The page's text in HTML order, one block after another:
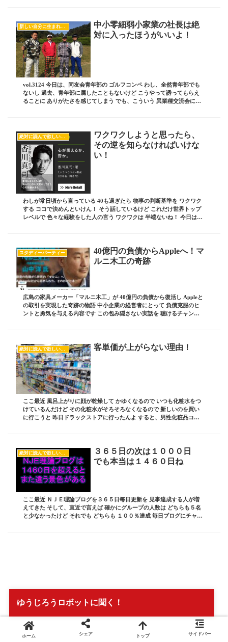
新しい自分に生まれ変わるヒント
中小零細弱小家業の社長は絶
対に入ったほうがいいよ！
vol.3124 今日は、同友会青年部の ゴルフコンペ わし、全然青年部でも
ないし 過去、青年部に属したこともないけど こうやって誘ってもらえ
ることに ありがたさを感じてしまう でも、こういう 異業種交流会には
絶対に読んで欲しいオススメ記事
ワクワクしようと思ったら、
その逆を知らなければいけな
い！
わしが常日頃から言っている 40も過ぎたら 物事の判断基準を ワクワク
する ココで決めんといけん！ そう話しているけど これだけ世界トップ
レベルで 色々な経験をした人の言う ワクワクは 半端ないね！ 今日はそ
スタディーパーティー
40億円の負債からAppleへ！マ
ルニ木工の奇跡
広島の家具メーカー「マルニ木工」が 40億円の負債から復活し Appleと
の取引を実現した奇跡の物語 中小企業の経営者にとって 負債克服のヒ
ントと勇気を与える内容です この包み隠さない実話を 聴けるチャンス
絶対に読んで欲しいオススメ記事 客単価が上がらない理由！
ここ最近 風呂上がりに顔が乾燥して かゆくなるので いつも化粧水をつ
けているんだけど その化粧水がそろそろなくなるので 新しいのを買い
に行こうと 昨日ドラックストアに行ったんよ すると、男性化粧品コー
絶対に読んで欲しいオススメ記事
３６５日の次は１０００日
でも本当は１４６０日ね
ここ最近 ＮＪＥ理論ブログを３６５日毎日更新を 見事達成する人が増
えてきた そして、直近で言えば 確かにグループの人数は どちらも５名
と少なかったけど それでも どちらも １００％達成 毎日ブログにチャレ
ホーム シェア トップ サイドバー
ゆうじろうロボットに聞く！